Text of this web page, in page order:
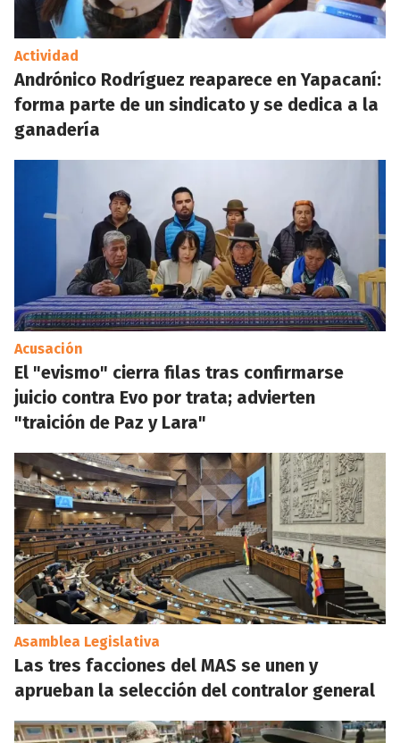
Actividad
Andrónico Rodríguez reaparece en Yapacaní:
forma parte de un sindicato y se dedica a la
ganadería
Acusación
El "evismo" cierra filas tras confirmarse
juicio contra Evo por trata; advierten
"traición de Paz y Lara"
Asamblea Legislativa
Las tres facciones del MAS se unen y
aprueban la selección del contralor general